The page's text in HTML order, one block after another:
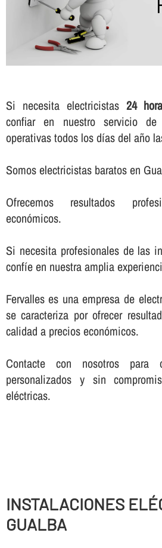
Si necesita electricistas 24
confiar en nuestro servicio de
operativas todos los dí­as del año
Somos electricistas baratos en
Ofrecemos resultados
económicos.
Si necesita profesionales de las
confí­e en nuestra amplia
Fervalles es una empresa de
se caracteriza por ofrecer
calidad a precios económicos.
Contacte con nosotros para
personalizados y sin
eléctricas.
INSTALACIONES
GUALBA